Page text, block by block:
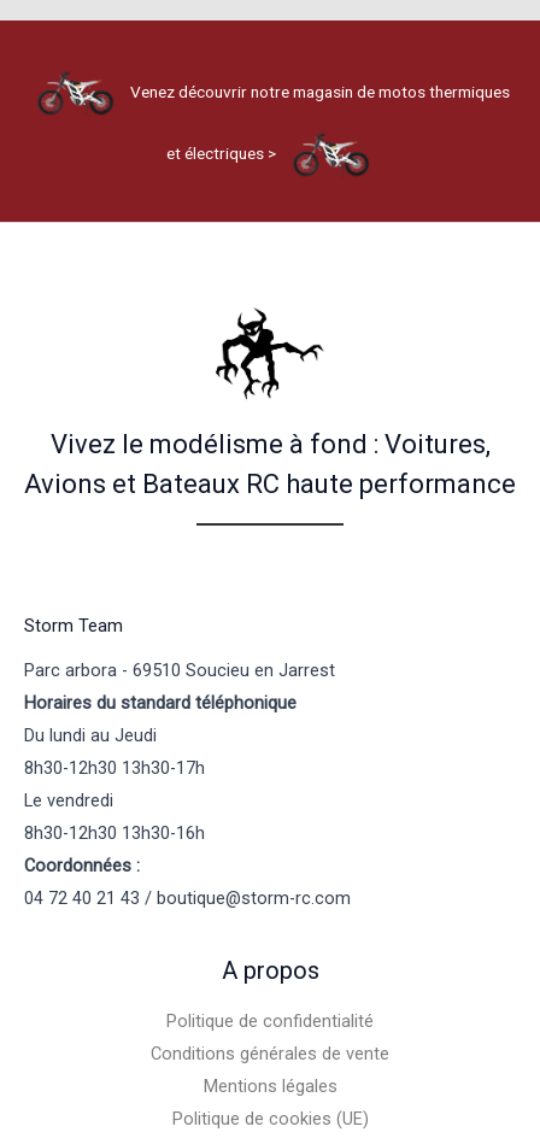
Venez découvrir notre magasin de motos thermiques
et électriques >
Vivez le modélisme à fond : Voitures,
Avions et Bateaux RC haute performance
Storm Team
Parc arbora - 69510 Soucieu en Jarrest
Horaires du standard téléphonique
Du lundi au Jeudi
8h30-12h30 13h30-17h
Le vendredi
8h30-12h30 13h30-16h
Coordonnées :
04 72 40 21 43 / boutique@storm-rc.com
A propos
Politique de confidentialité
Conditions générales de vente
Mentions légales
Politique de cookies (UE)